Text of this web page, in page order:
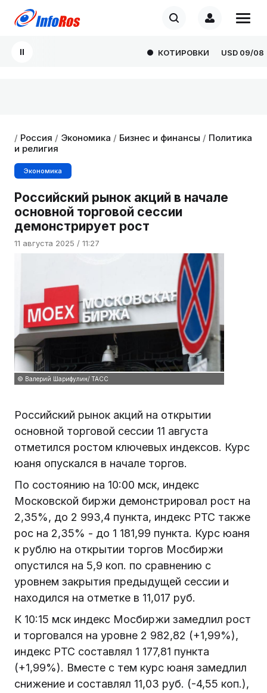
КОТИРОВКИ USD09/08
/ Россия / Экономика / Бизнес и финансы / Политика
и религия
Экономика
Российский рынок акций в начале
основной торговой сессии
демонстрирует рост
11 августа 2025 / 11:27
© Валерий Шарифулин/ ТАСС
Российский рынок акций на открытии
основной торговой сессии 11 августа
отметился ростом ключевых индексов. Курс
юаня опускался в начале торгов.
По состоянию на 10:00 мск, индекс
Московской биржи демонстрировал рост на
2,35%, до 2 993,4 пункта, индекс РТС также
рос на 2,35% - до 1 181,99 пункта. Курс юаня
к рублю на открытии торгов Мосбиржи
опустился на 5,9 коп. по сравнению с
уровнем закрытия предыдущей сессии и
находился на отметке в 11,017 руб.
К 10:15 мск индекс Мосбиржи замедлил рост
и торговался на уровне 2 982,82 (+1,99%),
индекс РТС составлял 1 177,81 пункта
(+1,99%). Вместе с тем курс юаня замедлил
снижение и составлял 11,03 руб. (-4,55 коп.),